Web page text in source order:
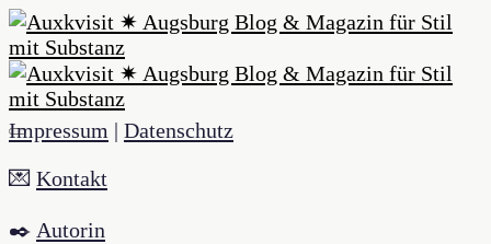
Impressum | Datenschutz
💌 Kontakt
✒️ Autorin